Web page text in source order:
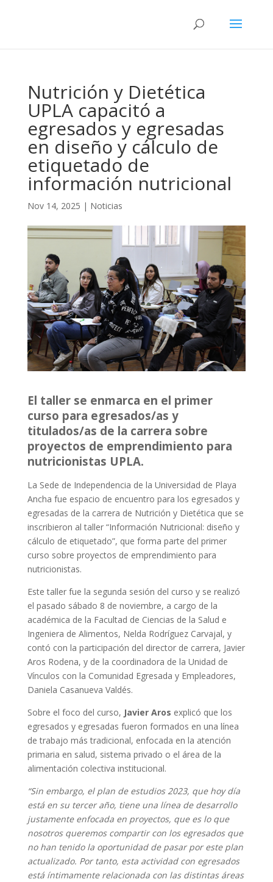
Nutrición y Dietética
UPLA capacitó a
egresados y egresadas
en diseño y cálculo de
etiquetado de
información nutricional
Nov 14, 2025 | Noticias
El taller se enmarca en el primer
curso para egresados/as y
titulados/as de la carrera sobre
proyectos de emprendimiento para
nutricionistas UPLA.
La Sede de Independencia de la Universidad de Playa
Ancha fue espacio de encuentro para los egresados y
egresadas de la carrera de Nutrición y Dietética que se
inscribieron al taller “Información Nutricional: diseño y
cálculo de etiquetado”, que forma parte del primer
curso sobre proyectos de emprendimiento para
nutricionistas.
Este taller fue la segunda sesión del curso y se realizó
el pasado sábado 8 de noviembre, a cargo de la
académica de la Facultad de Ciencias de la Salud e
Ingeniera de Alimentos, Nelda Rodríguez Carvajal, y
contó con la participación del director de carrera, Javier
Aros Rodena, y de la coordinadora de la Unidad de
Vínculos con la Comunidad Egresada y Empleadores,
Daniela Casanueva Valdés.
Sobre el foco del curso, Javier Aros explicó que los
egresados y egresadas fueron formados en una línea
de trabajo más tradicional, enfocada en la atención
primaria en salud, sistema privado o el área de la
alimentación colectiva institucional.
“Sin embargo, el plan de estudios 2023, que hoy día
está en su tercer año, tiene una línea de desarrollo
justamente enfocada en proyectos, que es lo que
nosotros queremos compartir con los egresados que
no han tenido la oportunidad de pasar por este plan
actualizado. Por tanto, esta actividad con egresados
está íntimamente relacionada con las distintas áreas